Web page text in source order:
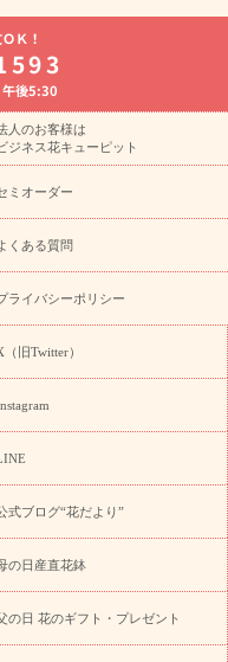
誕生日フラワーギフト特集
開業祝い
お悔やみの花
胡蝶蘭・花鉢
まわり ギフト・プレゼント
イベント
お盆 花（新
お盆・お供え 花とセットギ
ー
ひまわり ギフト・プ
中見舞い 花のギフト特集
ト特集
のおすすめランキング
敬
集
敬老の日 花とセットギ
てのギフト一覧
キャン
ンペーン
フラワーギフト特集
誕生
リ トルコキキョウ
(リンドウ)
誕生日セット
日なんです」キャンペーン
配達特急便
お祝い商品
・引っ越し祝い
退院祝い・快気祝い
還暦
のお祝いフラワー
お供え・お悔やみの花
贈る花
お供え お花とセッ
Ｋ！
後5:30
人のお客様は
ジネス花キューピット
ミオーダー
よくある質問
ライバシーポリシー
（旧Twitter）
式ブログ“花だより”
の日産直花鉢
の日 花のギフト・プレゼント